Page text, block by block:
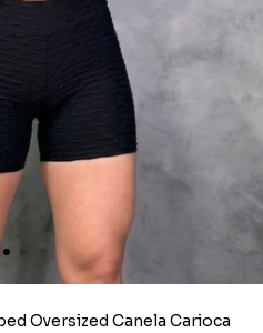
Oversized Canela Carioca